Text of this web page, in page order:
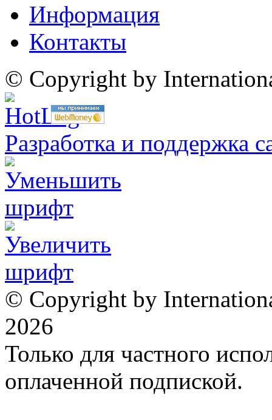
Информация
Контакты
© Copyright by
Разработка и поддержка
© Copyright by
2026
Только для частного
оплаченной подпиской.